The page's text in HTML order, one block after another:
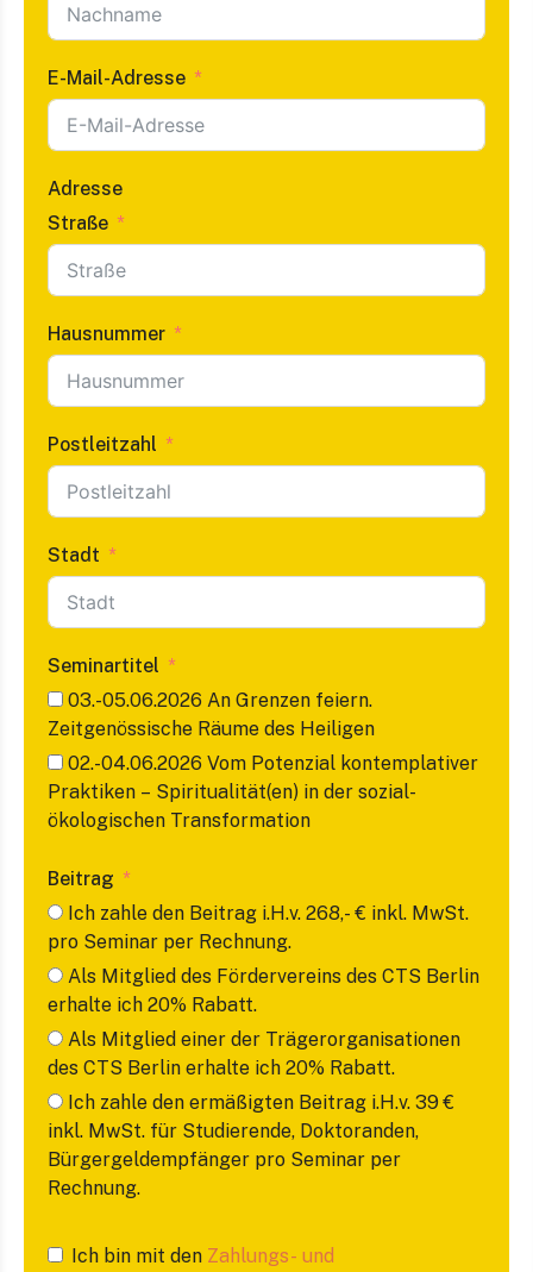
E-Mail-Adresse
Adresse
Straße
Hausnummer
Postleitzahl
Stadt
Seminartitel
03.-05.06.2026 An Grenzen feiern.
Zeitgenössische Räume des Heiligen
02.-04.06.2026 Vom Potenzial kontemplativer
Praktiken – Spiritualität(en) in der sozial-
ökologischen Transformation
Beitrag
Ich zahle den Beitrag i.H.v. 268,- € inkl. MwSt.
pro Seminar per Rechnung.
Als Mitglied des Fördervereins des CTS Berlin
erhalte ich 20% Rabatt.
Als Mitglied einer der Trägerorganisationen
des CTS Berlin erhalte ich 20% Rabatt.
Ich zahle den ermäßigten Beitrag i.H.v. 39 €
inkl. MwSt. für Studierende, Doktoranden,
Bürgergeldempfänger pro Seminar per
Rechnung.
Ich bin mit den Zahlungs- und